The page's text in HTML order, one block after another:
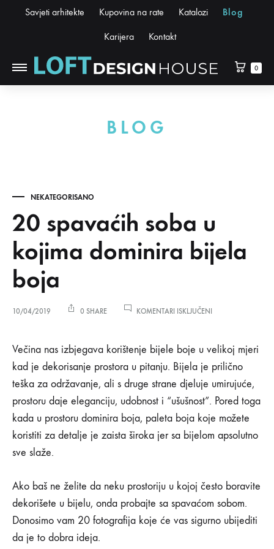
Savjeti arhitekte Kupovina na rate Katalozi Blog
Karijera Kontakt
0
BLOG
NEKATEGORISANO
20 spavaćih soba u
kojima dominira bijela
boja
10/04/2019 0 SHARE KOMENTARI ISKLJUČENI
SOBA
U
KOJIMA
BIJELA
BOJA
20
spavaćih
soba
u
dominira
bijela
Večina nas izbjegava korištenje bijele boje u velikoj mjeri
kad je dekorisanje prostora u pitanju. Bijela je prilično
teška za održavanje, ali s druge strane djeluje umirujuće,
prostoru daje eleganciju, udobnost i “ušušnost”. Pored toga
kada u prostoru dominira boja, paleta boja koje možete
koristiti za detalje je zaista široka jer sa bijelom apsolutno
sve slaže.
Ako baš ne želite da neku prostoriju u kojoj često boravite
dekorišete u bijelu, onda probajte sa spavaćom sobom.
Donosimo vam 20 fotografija koje će vas sigurno ubijediti
da je to dobra ideja.